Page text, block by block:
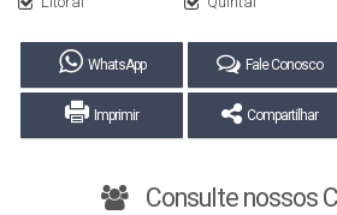
WhatsApp Fale Conosco
Imprimir Compartilhar
Consulte nossos